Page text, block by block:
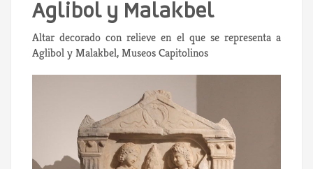
Aglibol y Malakbel
Altar decorado con relieve en el que se representa a
Aglibol y Malakbel, Museos Capitolinos